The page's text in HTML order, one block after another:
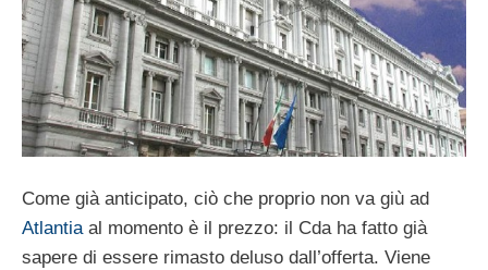
Come già anticipato, ciò che proprio non va giù ad
Atlantiaal momento è il prezzo: il Cda ha fatto già
sapere di essere rimasto deluso dall’offerta. Viene